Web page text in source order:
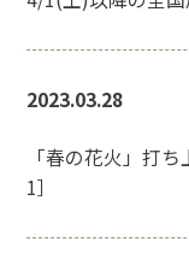
2023.03.28
「春の花火」打
1］